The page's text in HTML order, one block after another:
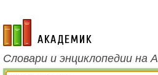
academic.ru
Словари и энциклопедии на